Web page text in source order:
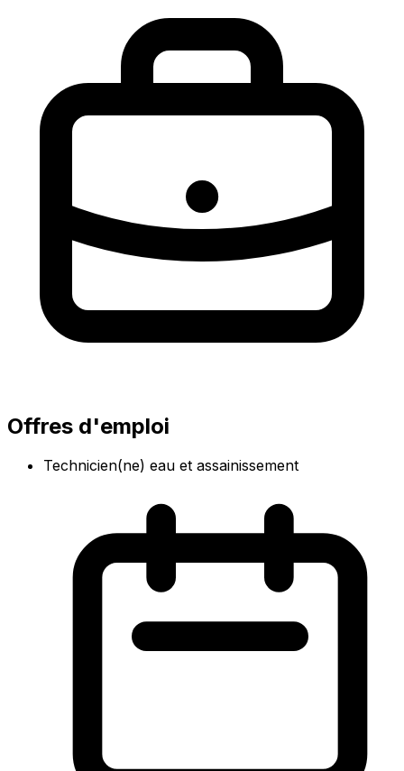
Offres d'emploi
Technicien(ne) eau et assainissement